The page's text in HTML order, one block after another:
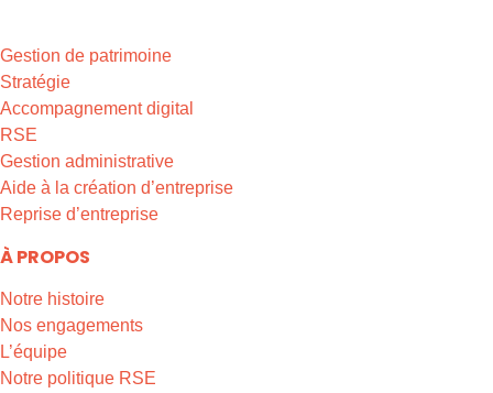
Gestion de patrimoine
Stratégie
Accompagnement digital
RSE
Gestion administrative
Aide à la création d’entreprise
Reprise d’entreprise
À PROPOS
Notre histoire
Nos engagements
L’équipe
Notre politique RSE